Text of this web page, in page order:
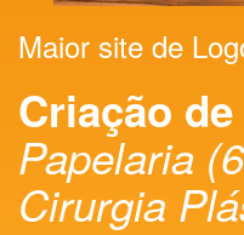
Maior site de
Criação de
Papelaria
Cirurgia